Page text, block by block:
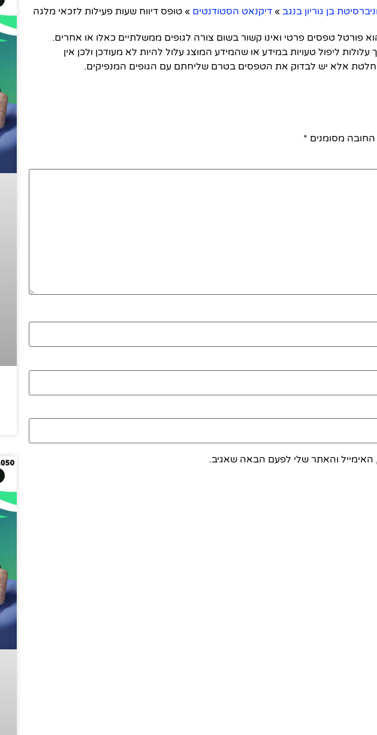
בן גוריון בנגב » דיקנאט הסטודנטים » טופס דיווח שעות פעילות לזכאי מלגה
פורטל טפסים פרטי ואינו קשור בשום צורה לגופים ממשלתיים כאלו או אחרים.
ליפול טעויות במידע או שהמידע המוצג עלול להיות לא מעודכן ולכן אין
אלא יש לבדוק את הטפסים בטרם שליחתם עם הגופים המנפיקים.
מסומנים *
והאתר שלי לפעם הבאה שאגיב.